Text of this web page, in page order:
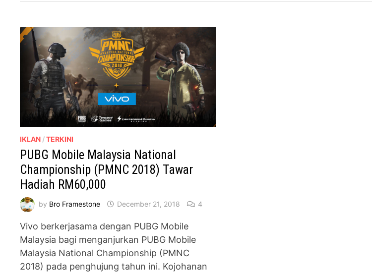
IKLAN /TERKINI
PUBG Mobile Malaysia National
Championship (PMNC 2018) Tawar
Hadiah RM60,000
by Bro Framestone December 21, 2018 4
Vivo berkerjasama dengan PUBG Mobile
Malaysia bagi menganjurkan PUBG Mobile
Malaysia National Championship (PMNC
2018) pada penghujung tahun ini. Kojohanan